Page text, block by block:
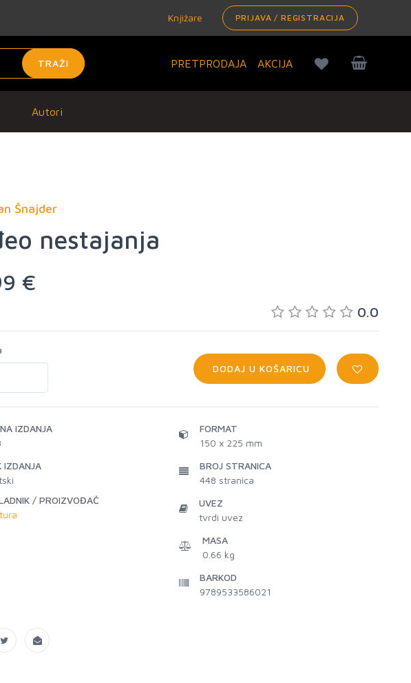
Knjižare PRIJAVA / REGISTRACIJA
TRAŽI PRETPRODAJA AKCIJA
Autori
Šnajder
nestajanja
€
0.0
DODAJ U KOŠARICU
IZDANJA
IZDANJA
/ PROIZVOĐAČ
FORMAT
150 x 225 mm
BROJ STRANICA
448 stranica
UVEZ
tvrdi uvez
MASA
0.66 kg
BARKOD
9789533586021